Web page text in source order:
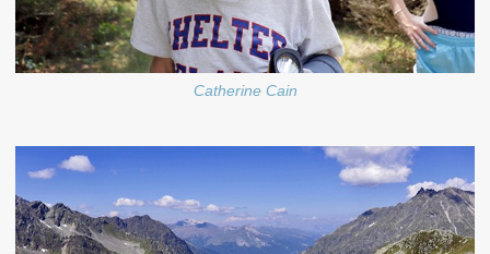
Catherine Cain